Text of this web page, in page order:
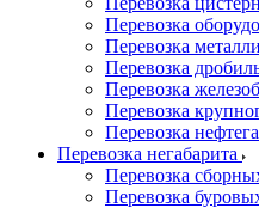
Перевозка
Перевозка
Перевозка
Перевозка
Перевозка
Перевозка
Перевозка негабарита
Перевозка
Перевозка